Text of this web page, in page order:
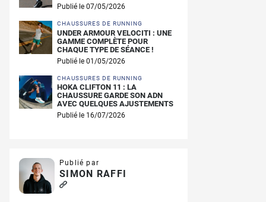
Publié le 07/05/2026
CHAUSSURES DE RUNNING
UNDER ARMOUR VELOCITI : UNE
GAMME COMPLÈTE POUR
CHAQUE TYPE DE SÉANCE !
Publié le 01/05/2026
CHAUSSURES DE RUNNING
HOKA CLIFTON 11 : LA
CHAUSSURE GARDE SON ADN
AVEC QUELQUES AJUSTEMENTS
Publié le 16/07/2026
Publié par
SIMON RAFFI